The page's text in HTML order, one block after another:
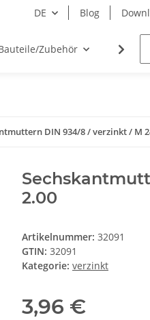
DE Blog
Zubehör
DIN 934/8 / verzinkt / M
2.00
Artikelnummer: 32091
GTIN: 32091
Kategorie: verzinkt
3,96 €